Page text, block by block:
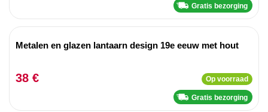
Gratis bezorging
Metalen en glazen lantaarn design 19e eeuw met hout
38 € Op voorraad
Gratis bezorging